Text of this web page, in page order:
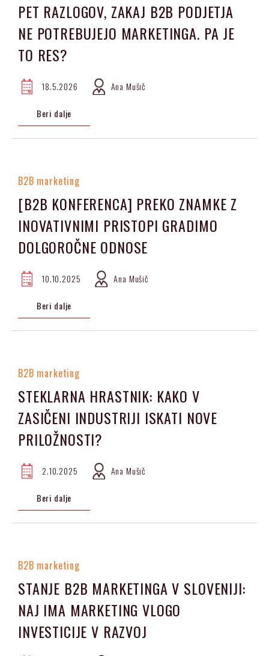
PET RAZLOGOV, ZAKAJ B2B PODJETJA
NE POTREBUJEJO MARKETINGA. PA JE
TO RES?
18.5.2026 Ana Mušič
Beri dalje
B2B marketing
[B2B KONFERENCA] PREKO ZNAMKE Z
INOVATIVNIMI PRISTOPI GRADIMO
DOLGOROČNE ODNOSE
10.10.2025 Ana Mušič
Beri dalje
B2B marketing
STEKLARNA HRASTNIK: KAKO V
ZASIČENI INDUSTRIJI ISKATI NOVE
PRILOŽNOSTI?
2.10.2025 Ana Mušič
Beri dalje
B2B marketing
STANJE B2B MARKETINGA V SLOVENIJI:
NAJ IMA MARKETING VLOGO
INVESTICIJE V RAZVOJ